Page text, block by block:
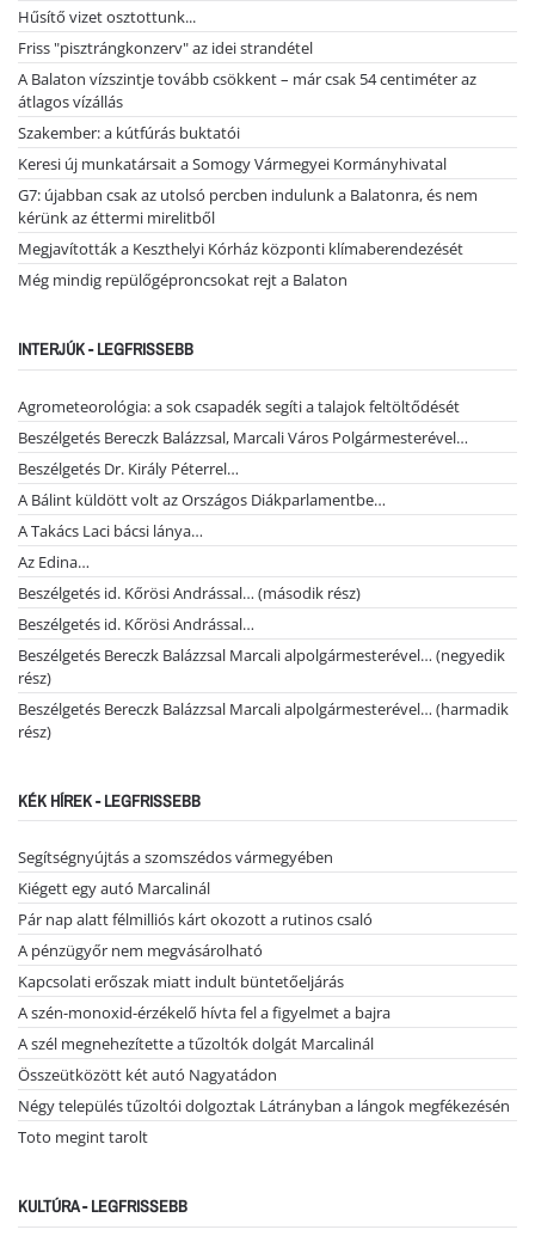
Hűsítő vizet osztottunk...
Friss "pisztrángkonzerv" az idei strandétel
A Balaton vízszintje tovább csökkent – már csak 54 centiméter az
átlagos vízállás
Szakember: a kútfúrás buktatói
Keresi új munkatársait a Somogy Vármegyei Kormányhivatal
G7: újabban csak az utolsó percben indulunk a Balatonra, és nem
kérünk az éttermi mirelitből
Megjavították a Keszthelyi Kórház központi klímaberendezését
Még mindig repülőgéproncsokat rejt a Balaton
INTERJÚK - LEGFRISSEBB
Agrometeorológia: a sok csapadék segíti a talajok feltöltődését
Beszélgetés Bereczk Balázzsal, Marcali Város Polgármesterével…
Beszélgetés Dr. Király Péterrel…
A Bálint küldött volt az Országos Diákparlamentbe…
A Takács Laci bácsi lánya…
Az Edina…
Beszélgetés id. Kőrösi Andrással… (második rész)
Beszélgetés id. Kőrösi Andrással…
Beszélgetés Bereczk Balázzsal Marcali alpolgármesterével… (negyedik
rész)
Beszélgetés Bereczk Balázzsal Marcali alpolgármesterével… (harmadik
rész)
KÉK HÍREK - LEGFRISSEBB
Segítségnyújtás a szomszédos vármegyében
Kiégett egy autó Marcalinál
Pár nap alatt félmilliós kárt okozott a rutinos csaló
A pénzügyőr nem megvásárolható
Kapcsolati erőszak miatt indult büntetőeljárás
A szén-monoxid-érzékelő hívta fel a figyelmet a bajra
A szél megnehezítette a tűzoltók dolgát Marcalinál
Összeütközött két autó Nagyatádon
Négy település tűzoltói dolgoztak Látrányban a lángok megfékezésén
Toto megint tarolt
KULTÚRA - LEGFRISSEBB